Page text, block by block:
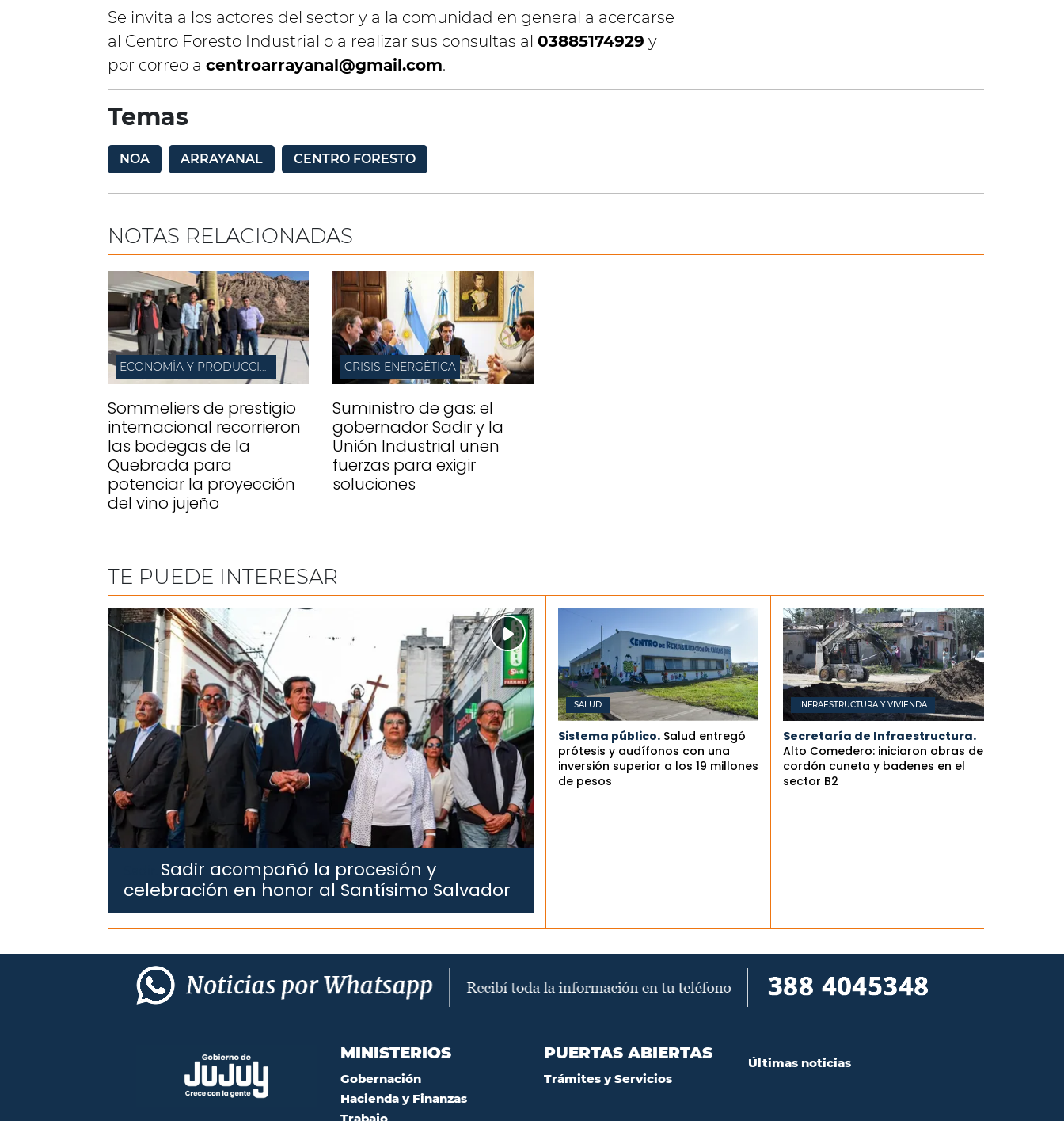
Se invita a los actores del sector y a la comunidad en general a acercarse
al Centro Foresto Industrial o a realizar sus consultas al 03885174929 y
por correo a centroarrayanal@gmail.com.
Temas
NOA ARRAYANAL CENTRO FORESTO
NOTAS RELACIONADAS
ECONOMÍA Y PRODUCCIÓN
Sommeliers de prestigio
internacional recorrieron
las bodegas de la
Quebrada para
potenciar la proyección
del vino jujeño
CRISIS ENERGÉTICA
Suministro de gas: el
gobernador Sadir y la
Unión Industrial unen
fuerzas para exigir
soluciones
TE PUEDE INTERESAR
Sadir acompañó la procesión y
celebración en honor al Santísimo Salvador
SALUD
Sistema público. Salud entregó
prótesis y audífonos con una
inversión superior a los 19 millones
de pesos
INFRAESTRUCTURA Y VIVIENDA
Secretaría de Infraestructura.
Alto Comedero: iniciaron obras de
cordón cuneta y badenes en el
sector B2
MINISTERIOS
Gobernación
Hacienda y Finanzas
PUERTAS ABIERTAS
Trámites y Servicios
Últimas noticias